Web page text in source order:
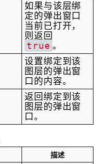
如果与该层绑
定的弹出窗口
当前已打开，
则返回
true 。
设置绑定到该
图层的弹出窗
口的内容。
返回绑定到该
图层的弹出窗
口。
描述